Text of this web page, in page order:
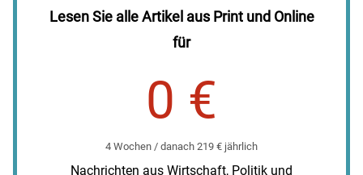
Lesen Sie alle Artikel aus Print und Online
für
0 €
4 Wochen / danach 219 € jährlich
Nachrichten aus Wirtschaft, Politik und